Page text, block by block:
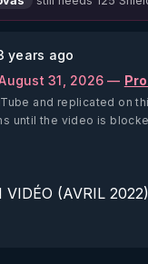
years ago
31, 2026 —
and replicated on
until the video is
VIDÉO (AVRIL